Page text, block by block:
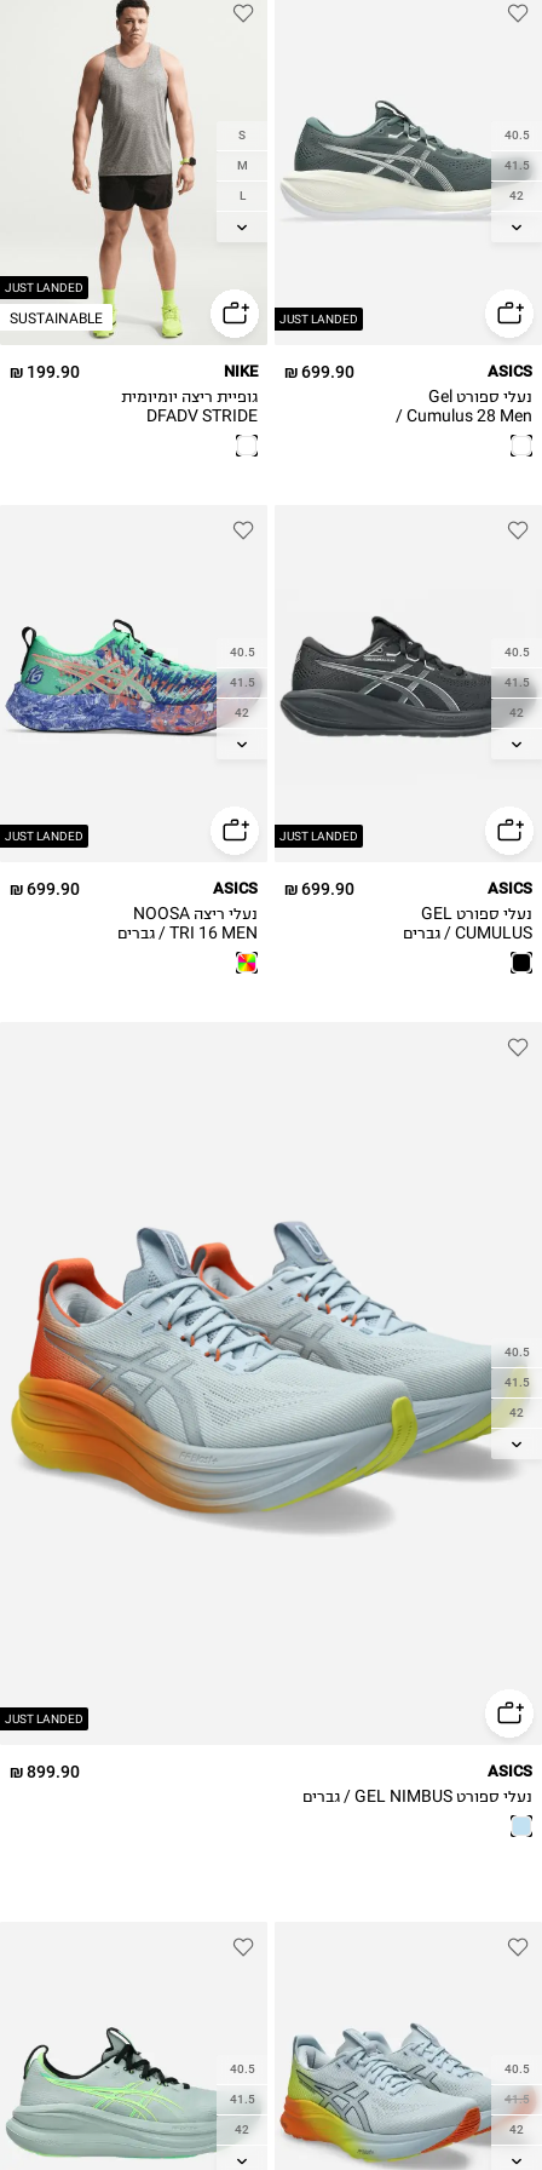
JUST LANDED
40.5
41.5
42
42.5
44.5
46
46.5
699.90 ₪ ASICS
נעלי ספורט Gel
Cumulus 28 Men /
גברים
JUST LANDED
SUSTAINABLE
S
M
L
XL
199.90 ₪ NIKE
גופיית ריצה יומיומית
DFADV STRIDE
TANK
JUST LANDED
40.5
41.5
42
42.5
44.5
46
46.5
47
699.90 ₪ ASICS
נעלי ספורט GEL
CUMULUS / גברים
JUST LANDED
40.5
41.5
42
42.5
44.5
46
46.5
699.90 ₪ ASICS
נעלי ריצה NOOSA
TRI 16 MEN / גברים
JUST LANDED
40.5
41.5
42
42.5
43.5
899.90 ₪ ASICS
נעלי ספורט GEL NIMBUS / גברים
40.5
41.5
42
42.5
40.5
41.5
42
42.5